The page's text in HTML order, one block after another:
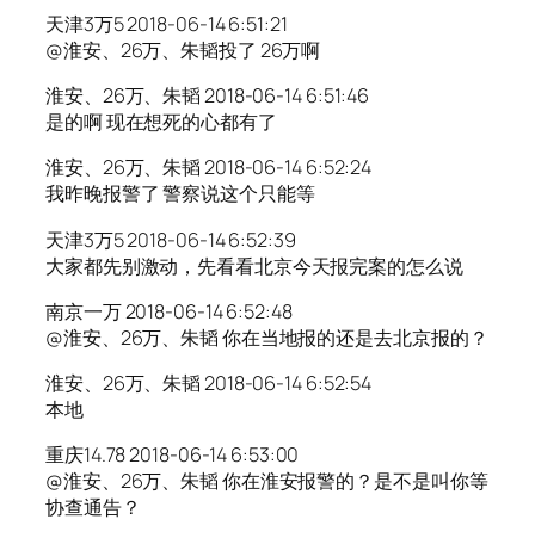
天津3万5 2018-06-14 6:51:21
@淮安、26万、朱韬投了 26万啊
淮安、26万、朱韬 2018-06-14 6:51:46
是的啊 现在想死的心都有了
淮安、26万、朱韬 2018-06-14 6:52:24
我昨晚报警了 警察说这个只能等
天津3万5 2018-06-14 6:52:39
大家都先别激动，先看看北京今天报完案的怎么说
南京一万 2018-06-14 6:52:48
@淮安、26万、朱韬 你在当地报的还是去北京报的？
淮安、26万、朱韬 2018-06-14 6:52:54
本地
重庆14.78 2018-06-14 6:53:00
@淮安、26万、朱韬 你在淮安报警的？是不是叫你等
协查通告？